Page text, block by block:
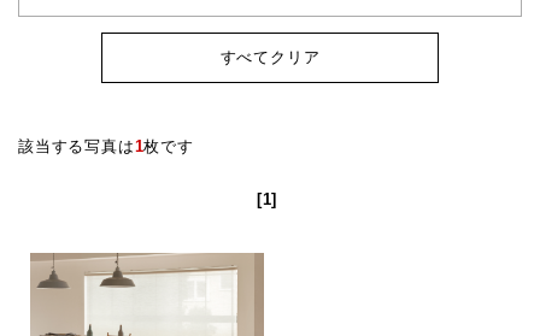
すべてクリア
該当する写真は1枚です
[1]